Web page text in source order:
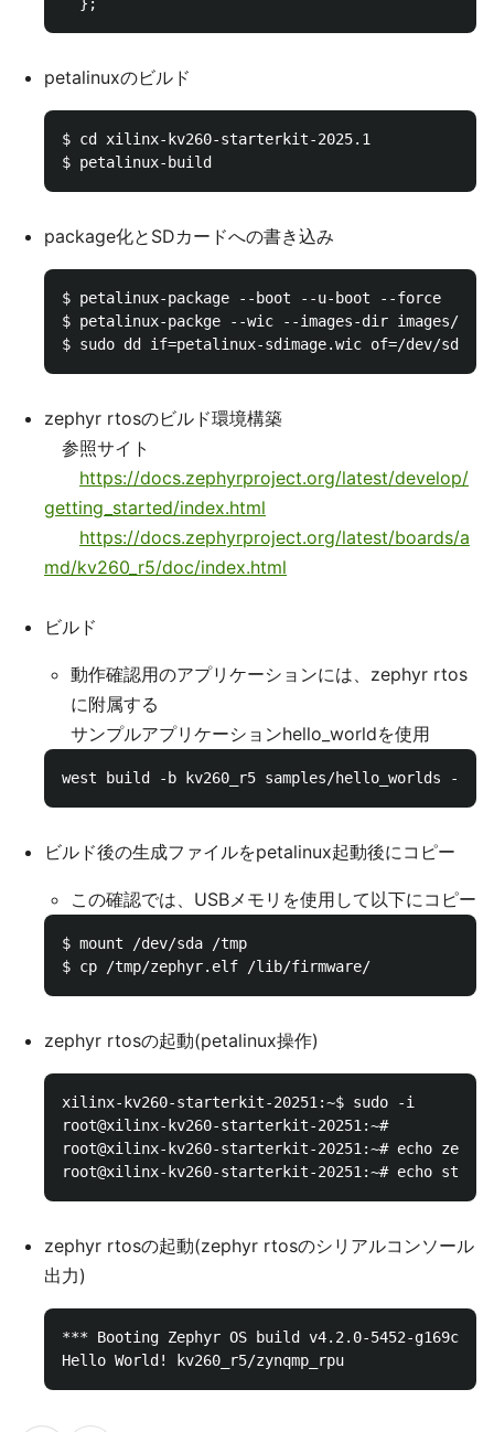
petalinuxのビルド
$ cd xilinx-kv260-starterkit-2025.1
package化とSDカードへの書き込み
$ petalinux-package --boot --u-boot --force
$ petalinux-packge --wic --images-dir images/
zephyr rtosのビルド環境構築
参照サイト
https://docs.zephyrproject.org/latest/develop/
getting_started/index.html
https://docs.zephyrproject.org/latest/boards/a
md/kv260_r5/doc/index.html
ビルド
動作確認用のアプリケーションには、zephyr rtos
に附属する
サンプルアプリケーションhello_worldを使用
ビルド後の生成ファイルをpetalinux起動後にコピー
この確認では、USBメモリを使用して以下にコピー
$ mount /dev/sda /tmp
zephyr rtosの起動(petalinux操作)
xilinx-kv260-starterkit-20251:~$ sudo -i
root@xilinx-kv260-starterkit-20251:~#
root@xilinx-kv260-starterkit-20251:~# echo
zephyr rtosの起動(zephyr rtosのシリアルコンソール
出力)
*** Booting Zephyr OS build v4.2.0-5452-